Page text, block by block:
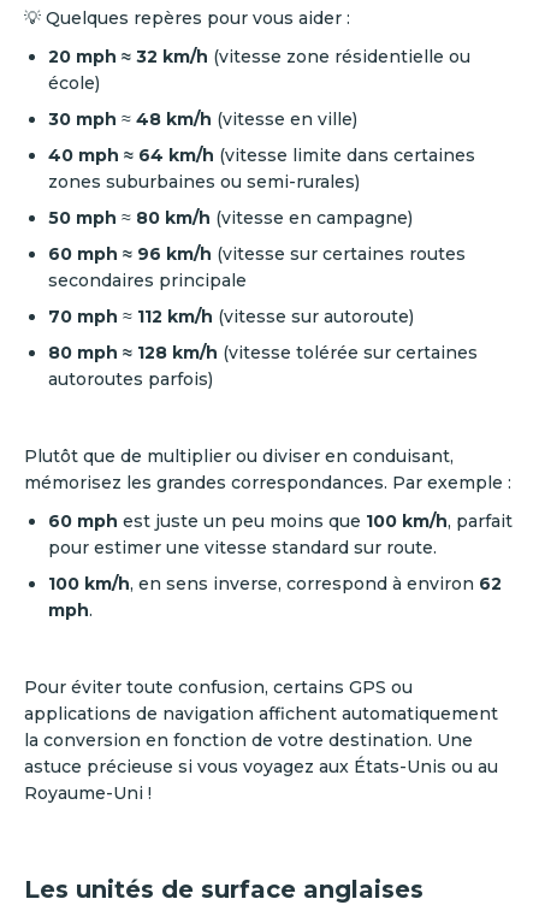
💡 Quelques repères pour vous aider :
20 mph ≈ 32 km/h (vitesse zone résidentielle ou
école)
30 mph ≈ 48 km/h (vitesse en ville)
40 mph ≈ 64 km/h (vitesse limite dans certaines
zones suburbaines ou semi-rurales)
50 mph ≈ 80 km/h (vitesse en campagne)
60 mph ≈ 96 km/h (vitesse sur certaines routes
secondaires principale
70 mph ≈ 112 km/h (vitesse sur autoroute)
80 mph ≈ 128 km/h (vitesse tolérée sur certaines
autoroutes parfois)
Plutôt que de multiplier ou diviser en conduisant,
mémorisez les grandes correspondances. Par exemple :
60 mph est juste un peu moins que 100 km/h, parfait
pour estimer une vitesse standard sur route.
100 km/h, en sens inverse, correspond à environ 62
mph.
Pour éviter toute confusion, certains GPS ou
applications de navigation affichent automatiquement
la conversion en fonction de votre destination. Une
astuce précieuse si vous voyagez aux États-Unis ou au
Royaume-Uni !
Les unités de surface anglaises